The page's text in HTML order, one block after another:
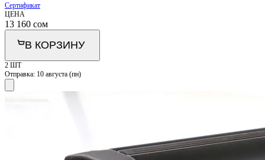
Сертификат
ЦЕНА
13 160 сом
В КОРЗИНУ
2 ШТ
Отправка: 10 августа (пн)